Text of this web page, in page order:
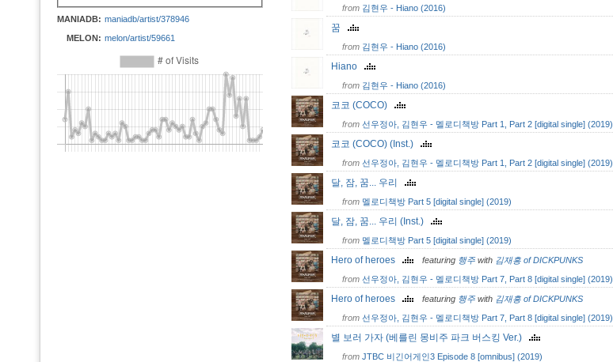
MANIADB: maniadb/artist/378946
MELON: melon/artist/59661
from 김현우 - Hiano (2016)
꿈
from 김현우 - Hiano (2016)
Hiano
from 김현우 - Hiano (2016)
코코 (COCO)
from 선우정아, 김현우 - 멜로디책방 Part 1, Part 2 [digital single] (2019)
코코 (COCO) (Inst.)
from 선우정아, 김현우 - 멜로디책방 Part 1, Part 2 [digital single] (2019)
달, 잠, 꿈... 우리
from 멜로디책방 Part 5 [digital single] (2019)
달, 잠, 꿈... 우리 (Inst.)
from 멜로디책방 Part 5 [digital single] (2019)
Hero of heroes featuring 행주with 김재흥 of DICKPUNKS
from 선우정아, 김현우 - 멜로디책방 Part 7, Part 8 [digital single] (2019)
Hero of heroes featuring 행주with 김재흥 of DICKPUNKS
from 선우정아, 김현우 - 멜로디책방 Part 7, Part 8 [digital single] (2019)
별 보러 가자 (베를린 몽비주 파크 버스킹 Ver.)
from JTBC 비긴어게인3 Episode 8 [omnibus] (2019)